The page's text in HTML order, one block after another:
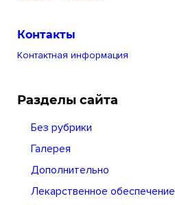
Контакты
Контактная информация
Разделы сайта
Без рубрики
Галерея
Дополнительно
Лекарственное обеспечение